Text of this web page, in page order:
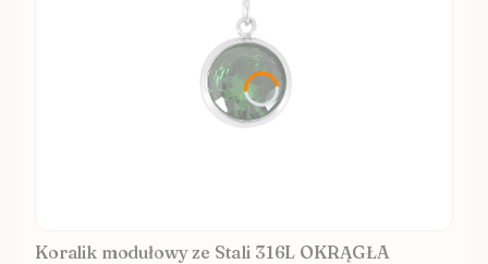
Koralik modułowy ze Stali 316L OKRĄGŁA